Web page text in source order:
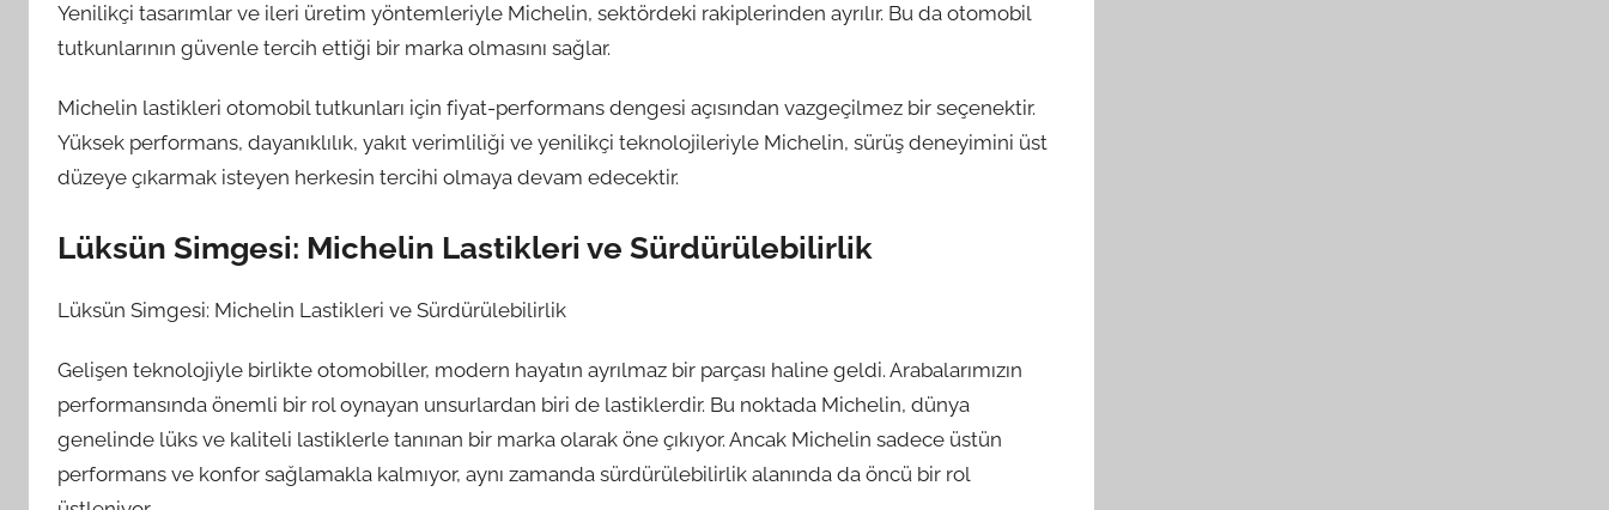
Yenilikçi tasarımlar ve ileri üretim yöntemleriyle Michelin, sektördeki rakiplerinden ayrılır. Bu da otomobil
tutkunlarının güvenle tercih ettiği bir marka olmasını sağlar.
Michelin lastikleri otomobil tutkunları için fiyat-performans dengesi açısından vazgeçilmez bir seçenektir.
Yüksek performans, dayanıklılık, yakıt verimliliği ve yenilikçi teknolojileriyle Michelin, sürüş deneyimini üst
düzeye çıkarmak isteyen herkesin tercihi olmaya devam edecektir.
Lüksün Simgesi: Michelin Lastikleri ve Sürdürülebilirlik
Lüksün Simgesi: Michelin Lastikleri ve Sürdürülebilirlik
Gelişen teknolojiyle birlikte otomobiller, modern hayatın ayrılmaz bir parçası haline geldi. Arabalarımızın
performansında önemli bir rol oynayan unsurlardan biri de lastiklerdir. Bu noktada Michelin, dünya
genelinde lüks ve kaliteli lastiklerle tanınan bir marka olarak öne çıkıyor. Ancak Michelin sadece üstün
performans ve konfor sağlamakla kalmıyor, aynı zamanda sürdürülebilirlik alanında da öncü bir rol